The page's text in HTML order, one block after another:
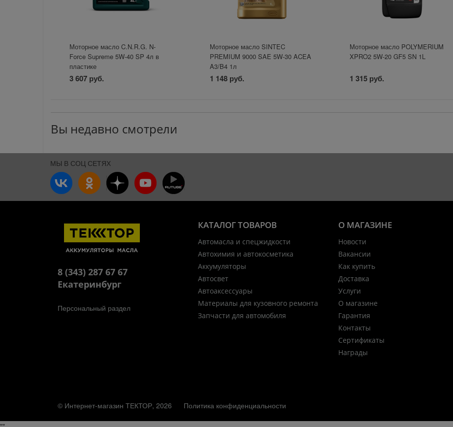
Моторное масло C.N.R.G. N-
Force Supreme 5W-40 SP 4л в
пластике
3 607 руб.
Моторное масло SINTEC
PREMIUM 9000 SAE 5W-30 ACEA
A3/B4 1л
1 148 руб.
Моторное масло POLYMERIUM
XPRO2 5W-20 GF5 SN 1L
1 315 руб.
Вы недавно смотрели
МЫ В СОЦ СЕТЯХ
О МАГАЗИНЕ
Новости
Вакансии
Как купить
Доставка
Услуги
О магазине
Гарантия
Контакты
Сертификаты
Награды
КАТАЛОГ ТОВАРОВ
Автомасла и спецжидкости
Автохимия и автокосметика
Аккумуляторы
Автосвет
Автоаксессуары
Материалы для кузовного ремонта
Запчасти для автомобиля
8 (343) 287 67 67
Екатеринбург
Персональный раздел
© Интернет-магазин ТЕКТОР, 2026 Политика конфиденциальности